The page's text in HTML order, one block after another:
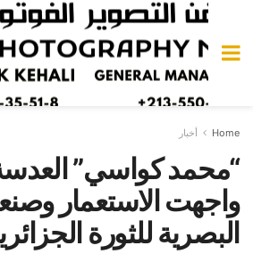
Home أخبار
“محمد كواسي”
واجهت الاستعمار
البصرية للثورة